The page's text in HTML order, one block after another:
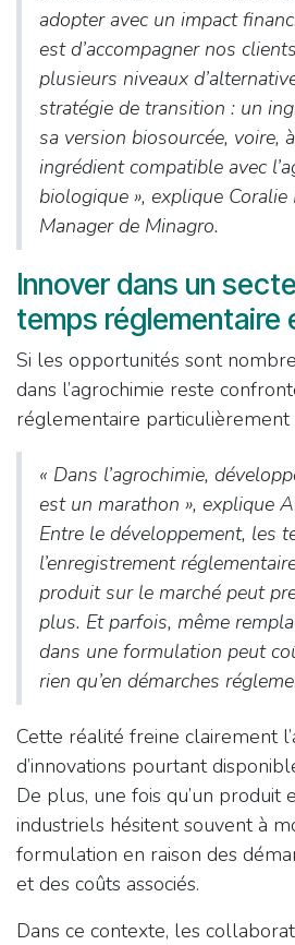
adopter avec un impact
est d’accompagner nos
plusieurs niveaux
stratégie de transition : un
sa version biosourcée, voire,
ingrédient compatible avec
biologique », explique
Manager de Minagro.
Innover dans un
temps réglementaire
Si les opportunités sont
dans l’agrochimie reste
réglementaire particulièrement
« Dans l’agrochimie,
est un marathon », explique
Entre le développement, les
l’enregistrement
produit sur le marché peut
plus. Et parfois, même
dans une formulation peut
rien qu’en démarches
Cette réalité freine clairement
d’innovations pourtant
De plus, une fois qu’un produit
industriels hésitent souvent à
formulation en raison des
et des coûts associés.
Dans ce contexte, les